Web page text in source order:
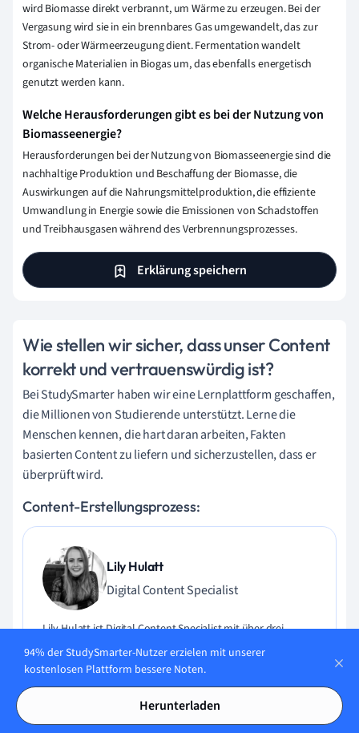
wird Biomasse direkt verbrannt, um Wärme zu erzeugen. Bei der
Vergasung wird sie in ein brennbares Gas umgewandelt, das zur
Strom- oder Wärmeerzeugung dient. Fermentation wandelt
organische Materialien in Biogas um, das ebenfalls energetisch
genutzt werden kann.
Welche Herausforderungen gibt es bei der Nutzung von
Biomasseenergie?
Herausforderungen bei der Nutzung von Biomasseenergie sind die
nachhaltige Produktion und Beschaffung der Biomasse, die
Auswirkungen auf die Nahrungsmittelproduktion, die effiziente
Umwandlung in Energie sowie die Emissionen von Schadstoffen
und Treibhausgasen während des Verbrennungsprozesses.
Erklärung speichern
Wie stellen wir sicher, dass unser Content
korrekt und vertrauenswürdig ist?
Bei StudySmarter haben wir eine Lernplattform geschaffen,
die Millionen von Studierende unterstützt. Lerne die
Menschen kennen, die hart daran arbeiten, Fakten
basierten Content zu liefern und sicherzustellen, dass er
überprüft wird.
Content-Erstellungsprozess:
Lily Hulatt
Digital Content Specialist
Lily Hulatt ist Digital Content Specialist mit über drei
Jahren Erfahrung in Content-Strategie und Curriculum-
Design. Sie hat 2022 ihren Doktortitel in Englischer Literatur
Fachbereich Englische Studien unterrichtet und an
94% der StudySmarter-Nutzer erzielen mit unserer
kostenlosen Plattform bessere Noten.
Herunterladen